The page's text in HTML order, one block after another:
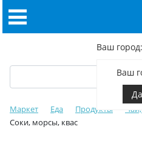
Ваш
Ваш
Да
Маркет Еда Продукты
Соки, морсы, квас